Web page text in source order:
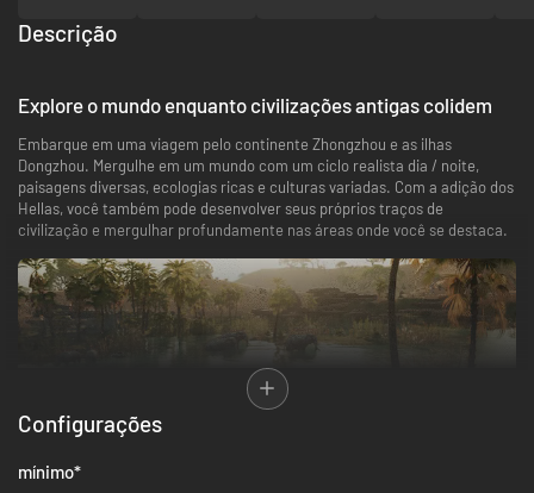
Descrição
Explore o mundo enquanto civilizações antigas colidem
Embarque em uma viagem pelo continente Zhongzhou e as ilhas
Dongzhou. Mergulhe em um mundo com um ciclo realista dia / noite,
paisagens diversas, ecologias ricas e culturas variadas. Com a adição dos
Hellas, você também pode desenvolver seus próprios traços de
civilização e mergulhar profundamente nas áreas onde você se destaca.
Construa seu próprio império do zero
Configurações
mínimo*